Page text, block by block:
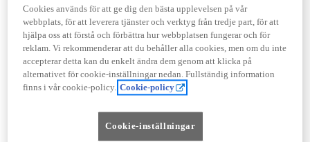
Width
1 745mm
Föbrukning
Cookies används för att ge dig den bästa upplevelsen på vår
webbplats, för att leverera tjänster och verktyg från tredje part, för att
hjälpa oss att förstå och förbättra hur webbplatsen fungerar och för
reklam. Vi rekommenderar att du behåller alla cookies, men om du inte
accepterar detta kan du enkelt ändra dem genom att klicka på
alternativet för cookie-inställningar nedan. Fullständig information
finns i vår cookie-policy. Cookie-policy
Cookie-inställningar